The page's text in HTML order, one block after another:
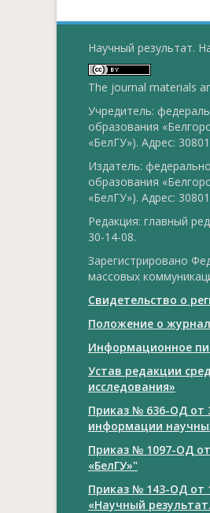
Научный результат.
The journal materials
Учредитель:
образования
«БелГУ»). Адрес:
Издатель:
образования
«БелГУ»). Адрес:
Редакция: главный
30-14-08.
Зарегистрировано
массовых
Свидетельство о
Положение о
Информационное
Устав редакции
исследования»
Приказ № 636-ОД от
информации
Приказ № 1097-ОД
«БелГУ»"
Приказ № 143-ОД от
«Научный